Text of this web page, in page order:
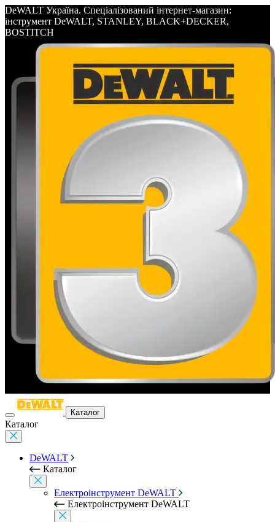
DeWALT Україна. Спеціалізований інтернет-магазин:
інструмент DeWALT, STANLEY, BLACK+DECKER,
BOSTITCH
Каталог
Каталог
DeWALT
Каталог
Електроінструмент DeWALT
Електроінструмент DeWALT